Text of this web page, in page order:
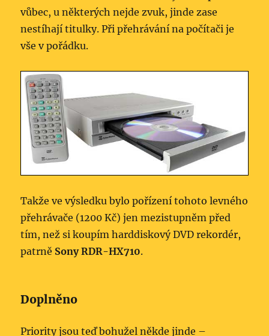
vůbec, u některých nejde zvuk, jinde zase
nestíhají titulky. Při přehrávání na počítači je
vše v pořádku.
Takže ve výsledku bylo pořízení tohoto levného
přehrávače (1200 Kč) jen mezistupněm před
tím, než si koupím harddiskový DVD rekordér,
patrně Sony RDR-HX710.
Doplněno
Priority jsou teď bohužel někde jinde –